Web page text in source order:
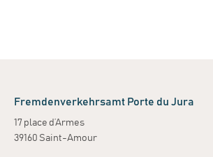
Fremdenverkehrsamt Porte du Jura
17 place d’Armes
39160 Saint-Amour